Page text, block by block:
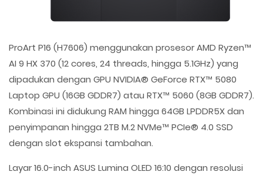
ProArt P16 (H7606) menggunakan prosesor AMD Ryzen™
AI 9 HX 370 (12 cores, 24 threads, hingga 5.1GHz) yang
dipadukan dengan GPU NVIDIA® GeForce RTX™ 5080
Laptop GPU (16GB GDDR7) atau RTX™ 5060 (8GB GDDR7).
Kombinasi ini didukung RAM hingga 64GB LPDDR5X dan
penyimpanan hingga 2TB M.2 NVMe™ PCIe® 4.0 SSD
dengan slot ekspansi tambahan.
Layar 16.0-inch ASUS Lumina OLED 16:10 dengan resolusi